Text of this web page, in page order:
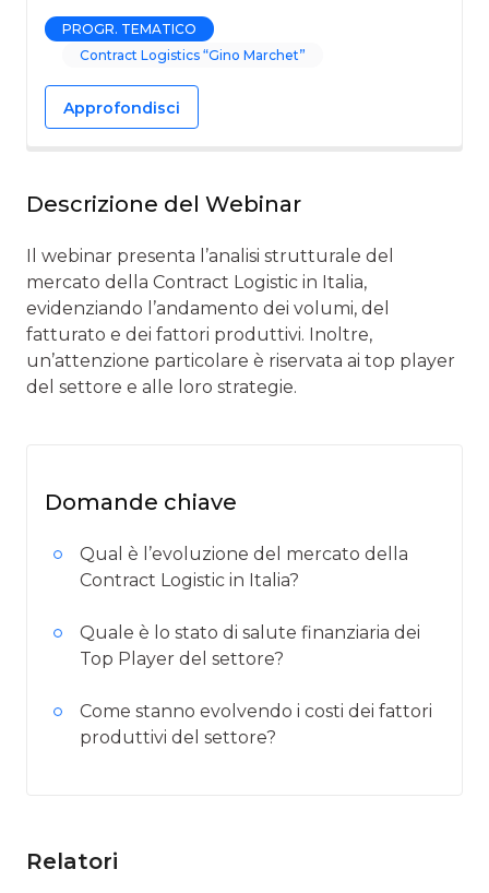
PROGR. TEMATICO
Contract Logistics “Gino Marchet”
Approfondisci
Descrizione del Webinar
Il webinar presenta l’analisi strutturale del
mercato della Contract Logistic in Italia,
evidenziando l’andamento dei volumi, del
fatturato e dei fattori produttivi. Inoltre,
un’attenzione particolare è riservata ai top player
del settore e alle loro strategie.
Domande chiave
Qual è l’evoluzione del mercato della
Contract Logistic in Italia?
Quale è lo stato di salute finanziaria dei
Top Player del settore?
Come stanno evolvendo i costi dei fattori
produttivi del settore?
Relatori